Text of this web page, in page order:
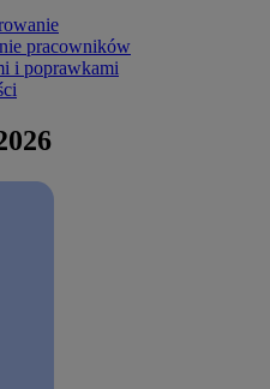
pracowników
i poprawkami